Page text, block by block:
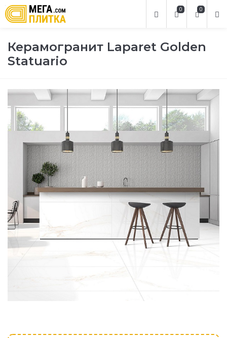
0
0
Керамогранит Laparet Golden
Statuario